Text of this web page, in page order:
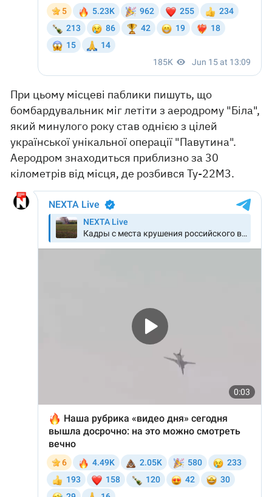
При цьому місцеві паблики пишуть, що
бомбардувальник міг летіти з аеродрому "Біла",
який минулого року став однією з цілей
української унікальної операції "Павутина".
Аеродром знаходиться приблизно за 30
кілометрів від місця, де розбився Ту-22М3.